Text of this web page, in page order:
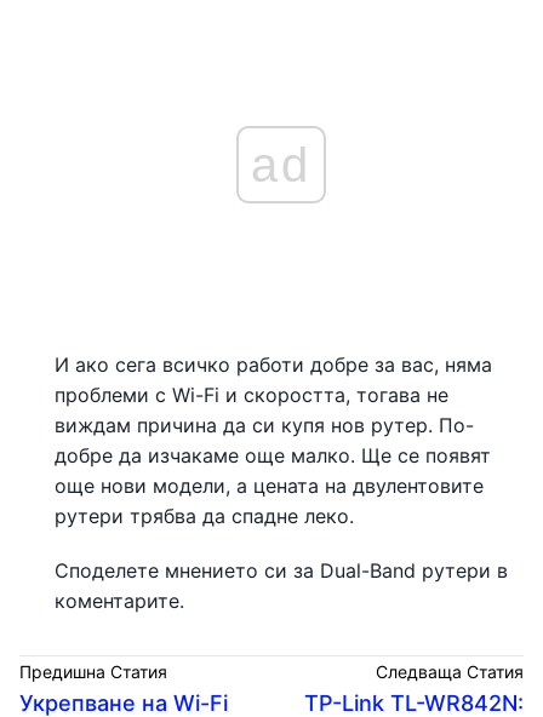
ad
И ако сега всичко работи добре за вас, няма
проблеми с Wi-Fi и скоростта, тогава не
виждам причина да си купя нов рутер. По-
добре да изчакаме още малко. Ще се появят
още нови модели, а цената на двулентовите
рутери трябва да спадне леко.
Споделете мнението си за Dual-Band рутери в
коментарите.
Предишна Статия
Укрепване на Wi-Fi
Следваща Статия
TP-Link TL-WR842N: